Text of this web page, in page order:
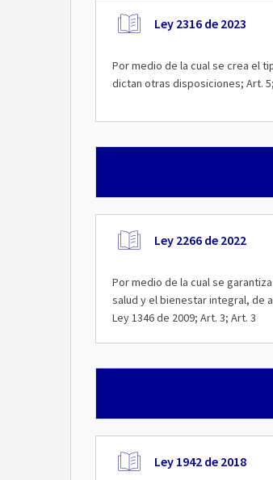
Ley 2316 de 2023
Por medio de la cual se crea el
dictan otras disposiciones; Art.
Ley 2266 de 2022
Por medio de la cual se
salud y el bienestar integral, de
Ley 1346 de 2009; Art. 3; Art. 3
Ley 1942 de 2018